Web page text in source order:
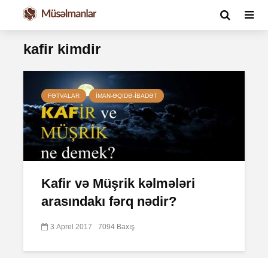
kafir kimdir
FƏTVALAR İMAN-ƏQIDƏ-IBADƏT
Kafir və Müşrik kəlmələri
arasındakı fərq nədir?
3 Aprel 2017 7094 Baxış